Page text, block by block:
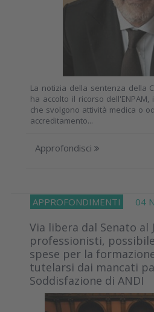
La notizia della sentenza della
ha accolto il ricorso
che svolgono attività medica o
accreditamento...
Approfondisci
APPROFONDIMENTI 04
Via libera dal Senato al
professionisti,
spese per la
tutelarsi dai mancati
Soddisfazione di ANDI